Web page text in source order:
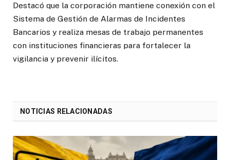
Destacó que la corporación mantiene conexión con el
Sistema de Gestión de Alarmas de Incidentes
Bancarios y realiza mesas de trabajo permanentes
con instituciones financieras para fortalecer la
vigilancia y prevenir ilícitos.
NOTICIAS RELACIONADAS